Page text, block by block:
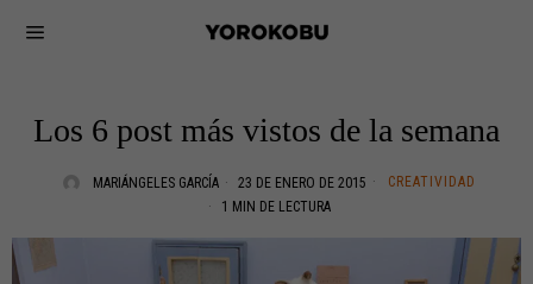
Los 6 post más vistos de la semana
MARIÁNGELES GARCÍA 23 DE ENERO DE 2015
CREATIVIDAD
1 MIN DE LECTURA